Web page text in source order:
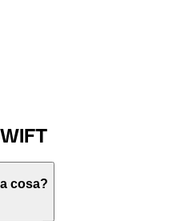
cosa?